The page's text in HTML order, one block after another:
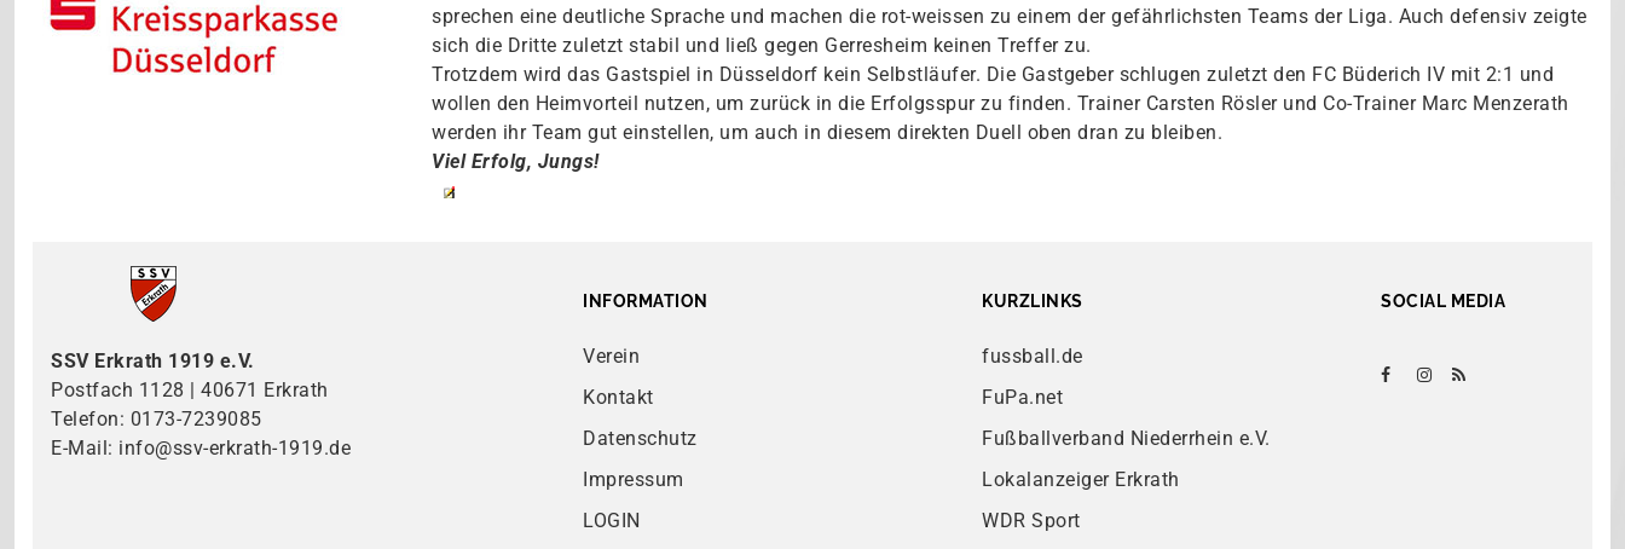
sprechen eine deutliche Sprache und machen die rot-weissen zu einem der gefährlichsten Teams der Liga. Auch defensiv zeigte
sich die Dritte zuletzt stabil und ließ gegen Gerresheim keinen Treffer zu.
Trotzdem wird das Gastspiel in Düsseldorf kein Selbstläufer. Die Gastgeber schlugen zuletzt den FC Büderich IV mit 2:1 und
wollen den Heimvorteil nutzen, um zurück in die Erfolgsspur zu finden. Trainer Carsten Rösler und Co-Trainer Marc Menzerath
werden ihr Team gut einstellen, um auch in diesem direkten Duell oben dran zu bleiben.
Viel Erfolg, Jungs!
SSV Erkrath 1919 e.V.
Postfach 1128 | 40671 Erkrath
Telefon: 0173-7239085
E-Mail: info@ssv-erkrath-1919.de
INFORMATION
Verein
Kontakt
Datenschutz
Impressum
LOGIN
KURZLINKS
fussball.de
FuPa.net
Fußballverband Niederrhein e.V.
Lokalanzeiger Erkrath
WDR Sport
SOCIAL MEDIA